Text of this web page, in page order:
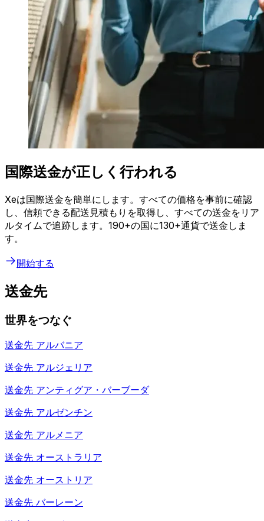
国際送金が正しく行われる
Xeは国際送金を簡単にします。すべての価格を事前に確認
し、信頼できる配送見積もりを取得し、すべての送金をリア
ルタイムで追跡します。190+の国に130+通貨で送金しま
す。
開始する
送金先
世界をつなぐ
送金先 アルバニア
送金先 アルジェリア
送金先 アンティグア・バーブーダ
送金先 アルゼンチン
送金先 アルメニア
送金先 オーストラリア
送金先 オーストリア
送金先 バーレーン